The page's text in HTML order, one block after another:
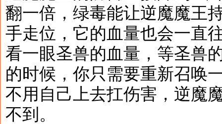
翻一倍，绿毒能让逆魔魔王
手走位，它的血量也会一直
看一眼圣兽的血量，等圣兽
的时候，你只需要重新召唤
不用自己上去扛伤害，逆魔
不到。